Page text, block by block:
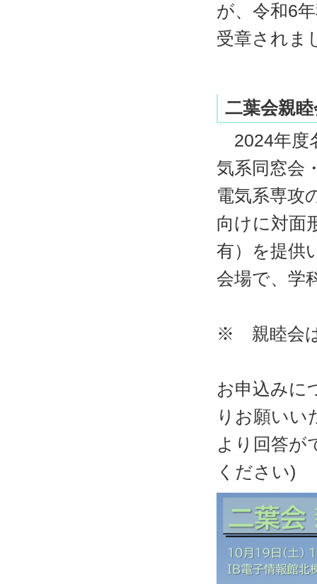
が、令和6
受章されま
二葉会親
2024年度
気系同窓会
電気系専攻
向けに対面
有）を提供
会場で、学
※ 親睦会
お申込みに
りお願いい
より回答が
ください)